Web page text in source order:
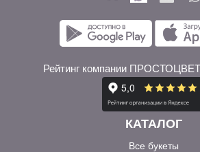
Рейтинг компании
КАТАЛОГ
Все букеты